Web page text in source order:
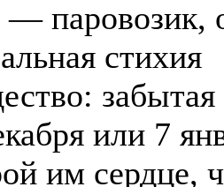
— паровозик,
стихия
забытая
или 7
им сердце,